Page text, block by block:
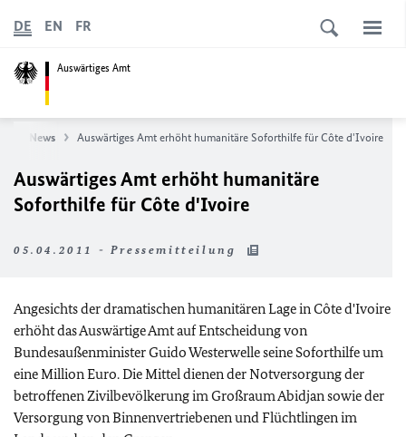
Auswärtiges Amt
DE EN FR
News Auswärtiges Amt erhöht humanitäre Soforthilfe für Côte d'Ivoire
Auswärtiges Amt erhöht humanitäre
Soforthilfe für Côte d'Ivoire
05.04.2011 - Pressemitteilung
Angesichts der dramatischen humanitären Lage in Côte d'Ivoire
erhöht das Auswärtige Amt auf Entscheidung von
Bundesaußenminister Guido Westerwelle seine Soforthilfe um
eine Million Euro. Die Mittel dienen der Notversorgung der
betroffenen Zivilbevölkerung im Großraum Abidjan sowie der
Versorgung von Binnenvertriebenen und Flüchtlingen im